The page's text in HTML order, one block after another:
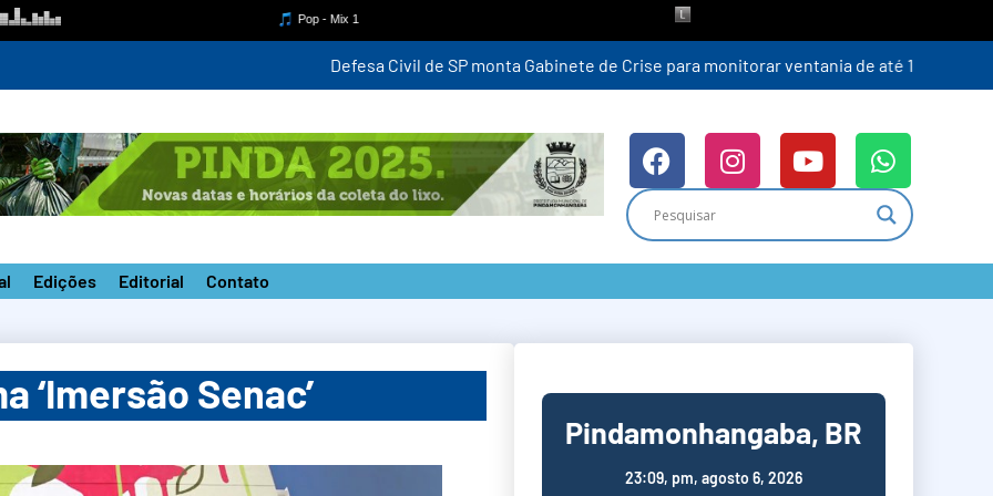
para monitorar ventania de até 100 km/h a partir desta quinta-feira (6)
Edições Editorial Contato
‘Imersão Senac’
Pindamonhangaba, BR
23:09, pm, agosto 6, 2026